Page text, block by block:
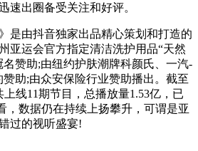
速出圈备受关注和好评。
由抖音独家出品精心策划和打造的
亚运会官方指定清洁洗护用品“天然
赞助;由纽约护肤潮牌科颜氏、一汽-
助;由众安保险行业赞助播出。截至
线11期节目，总播放量1.53亿，已
，数据仍在持续上扬攀升，可谓是亚
过的视听盛宴!